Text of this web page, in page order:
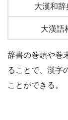
大漢和辞
大漢語
辞書の巻頭や巻
ることで、漢字
ことができる。